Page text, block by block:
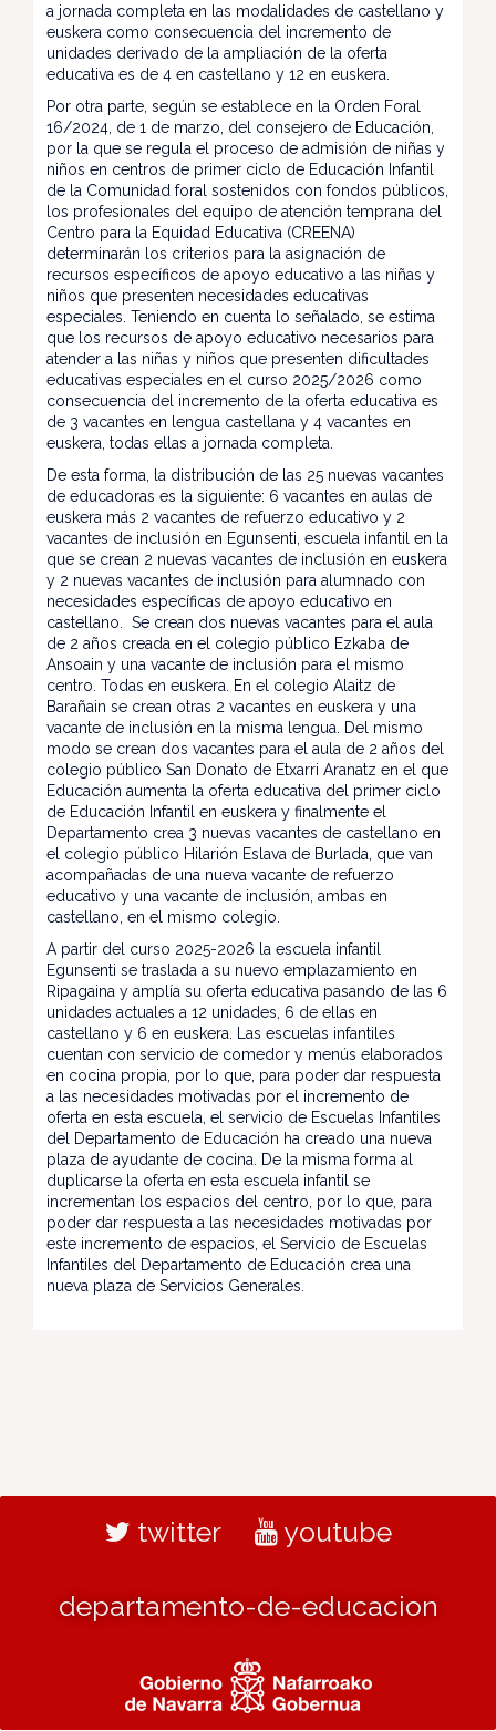
a jornada completa en las modalidades de castellano y
euskera como consecuencia del incremento de
unidades derivado de la ampliación de la oferta
educativa es de 4 en castellano y 12 en euskera.
Por otra parte, según se establece en la Orden Foral
16/2024, de 1 de marzo, del consejero de Educación,
por la que se regula el proceso de admisión de niñas y
niños en centros de primer ciclo de Educación Infantil
de la Comunidad foral sostenidos con fondos públicos,
los profesionales del equipo de atención temprana del
Centro para la Equidad Educativa (CREENA)
determinarán los criterios para la asignación de
recursos específicos de apoyo educativo a las niñas y
niños que presenten necesidades educativas
especiales. Teniendo en cuenta lo señalado, se estima
que los recursos de apoyo educativo necesarios para
atender a las niñas y niños que presenten dificultades
educativas especiales en el curso 2025/2026 como
consecuencia del incremento de la oferta educativa es
de 3 vacantes en lengua castellana y 4 vacantes en
euskera, todas ellas a jornada completa.
De esta forma, la distribución de las 25 nuevas vacantes
de educadoras es la siguiente: 6 vacantes en aulas de
euskera más 2 vacantes de refuerzo educativo y 2
vacantes de inclusión en Egunsenti, escuela infantil en la
que se crean 2 nuevas vacantes de inclusión en euskera
y 2 nuevas vacantes de inclusión para alumnado con
necesidades específicas de apoyo educativo en
castellano. Se crean dos nuevas vacantes para el aula
de 2 años creada en el colegio público Ezkaba de
Ansoain y una vacante de inclusión para el mismo
centro. Todas en euskera. En el colegio Alaitz de
Barañain se crean otras 2 vacantes en euskera y una
vacante de inclusión en la misma lengua. Del mismo
modo se crean dos vacantes para el aula de 2 años del
colegio público San Donato de Etxarri Aranatz en el que
Educación aumenta la oferta educativa del primer ciclo
de Educación Infantil en euskera y finalmente el
Departamento crea 3 nuevas vacantes de castellano en
el colegio público Hilarión Eslava de Burlada, que van
acompañadas de una nueva vacante de refuerzo
educativo y una vacante de inclusión, ambas en
castellano, en el mismo colegio.
A partir del curso 2025-2026 la escuela infantil
Egunsenti se traslada a su nuevo emplazamiento en
Ripagaina y amplía su oferta educativa pasando de las 6
unidades actuales a 12 unidades, 6 de ellas en
castellano y 6 en euskera. Las escuelas infantiles
cuentan con servicio de comedor y menús elaborados
en cocina propia, por lo que, para poder dar respuesta
a las necesidades motivadas por el incremento de
oferta en esta escuela, el servicio de Escuelas Infantiles
del Departamento de Educación ha creado una nueva
plaza de ayudante de cocina. De la misma forma al
duplicarse la oferta en esta escuela infantil se
incrementan los espacios del centro, por lo que, para
poder dar respuesta a las necesidades motivadas por
este incremento de espacios, el Servicio de Escuelas
Infantiles del Departamento de Educación crea una
nueva plaza de Servicios Generales.
twitter youtube
departamento-de-educacion